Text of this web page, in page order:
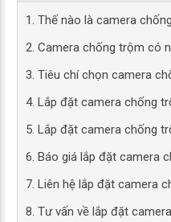
1. Thế nào là camera
2. Camera chống trộm có
3. Tiêu chí chọn camera
4. Lắp đặt camera chống
5. Lắp đặt camera chống
6. Báo giá lắp đặt camera
7. Liên hệ lắp đặt camera
8. Tư vấn về lắp đặt